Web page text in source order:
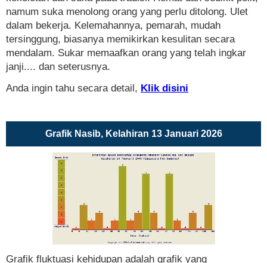
namum suka menolong orang yang perlu ditolong. Ulet
dalam bekerja. Kelemahannya, pemarah, mudah
tersinggung, biasanya memikirkan kesulitan secara
mendalam. Sukar memaafkan orang yang telah ingkar
janji.... dan seterusnya.
Anda ingin tahu secara detail, Klik disini
Grafik Nasib, Kelahiran 13 Januari 2026
Grafik fluktuasi kehidupan adalah grafik yang